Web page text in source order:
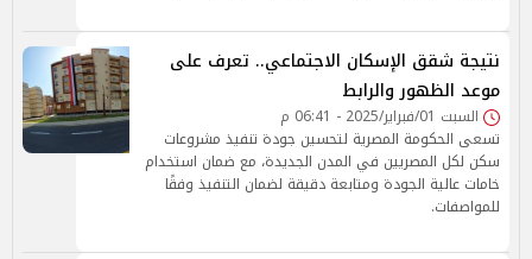
نتيجة شقق الإسكان الاجتماعي.. تعرف على
موعد الظهور والرابط
السبت 01/فبراير/2025 - 06:41 م
تسعى الحكومة المصرية لتحسين جودة تنفيذ مشروعات
سكن لكل المصريين في المدن الجديدة، مع ضمان استخدام
خامات عالية الجودة ومتابعة دقيقة لضمان التنفيذ وفقًا
للمواصفات.